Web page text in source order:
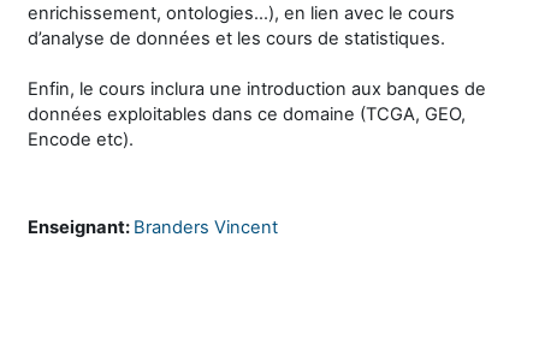
enrichissement, ontologies...), en lien avec le cours
d’analyse de données et les cours de statistiques.
Enfin, le cours inclura une introduction aux banques de
données exploitables dans ce domaine (TCGA, GEO,
Encode etc).
Enseignant: Branders Vincent